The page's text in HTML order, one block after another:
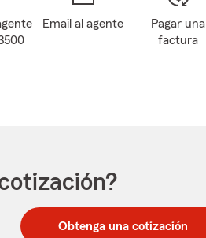
Email al agente
Pagar una
factura
Obtenga una cotización